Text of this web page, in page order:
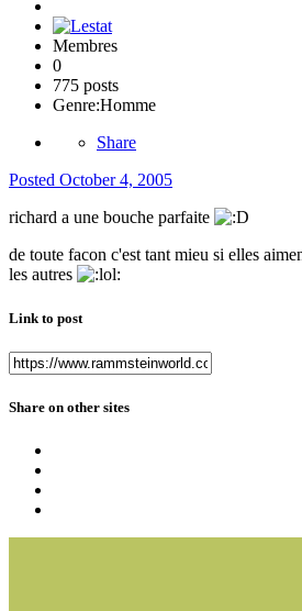
Membres
0
775 posts
Genre:Homme
Share
Posted October 4, 2005
richard a une bouche parfaite
de toute facon c'est tant mieu si elles
les autres
Link to post
Share on other sites